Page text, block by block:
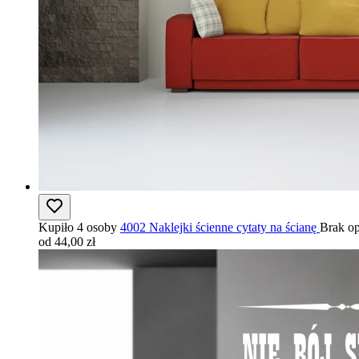
Kupiło 4 osoby 4002 Naklejki ścienne cytaty na ścianę Brak
od 44,00 zł